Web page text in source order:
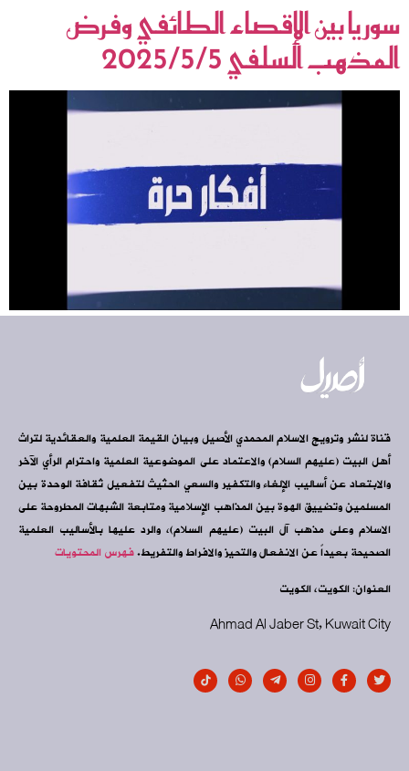
سوريا بين الإقصاء الطائفي وفرض
المذهب السلفي 2025/5/5
قناة لنشر وترويج الاسلام المحمدي الأصيل وبيان القيمة العلمية والعقائدية لتراث
أهل البيت (عليهم السلام) والاعتماد على الموضوعية العلمية واحترام الرأي الآخر
والابتعاد عن أساليب الإلغاء والتكفير والسعي الحثيث لتفعيل ثقافة الوحدة بين
المسلمين وتضييق الهوة بين المذاهب الإسلامية ومتابعة الشبهات المطروحة على
الاسلام وعلى مذهب آل البيت (عليهم السلام)، والرد عليها بالأساليب العلمية
الصحيحة بعيداً عن الانفعال والتحيز والافراط والتفريط.فهرس المحتويات
العنوان: الكويت، الكويت
Ahmad Al Jaber St, Kuwait City